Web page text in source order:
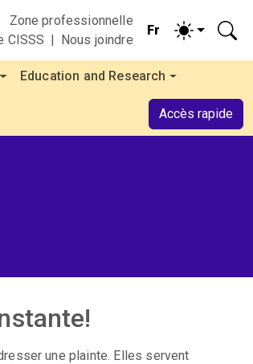
Zone professionnelle
CISSS
Nous joindre
Education and Research
Accès rapide
une plainte. Elles servent